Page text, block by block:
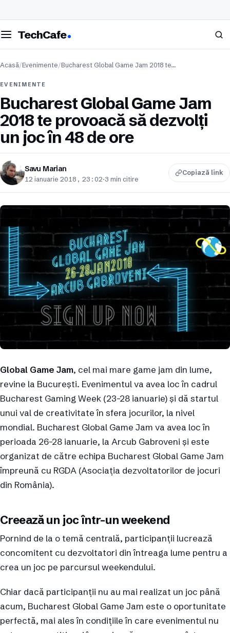
meniul
TechCafe Caută
Acasă/Evenimente/Bucharest Global Game Jam 2018 te…
EVENIMENTE
Bucharest Global Game Jam
2018 te provoacă să dezvolți
un joc în 48 de ore
Savu Marian
12 ianuarie 2018, 23:02·3 min citire
Copiază link
Global Game Jam, cel mai mare game jam din lume,
revine la București. Evenimentul va avea loc în cadrul
Bucharest Gaming Week (23-28 ianuarie) și dă startul
unui val de creativitate în sfera jocurilor, la nivel
mondial. Bucharest Global Game Jam va avea loc în
perioada 26-28 ianuarie, la Arcub Gabroveni și este
organizat de către echipa Bucharest Global Game Jam
împreună cu RGDA (Asociația dezvoltatorilor de jocuri
din România).
Creează un joc într-un weekend
Pornind de la o temă centrală, participanții lucrează
concomitent cu dezvoltatori din întreaga lume pentru a
crea un joc pe parcursul weekendului.
Chiar dacă participanții nu au mai realizat un joc până
acum, Bucharest Global Game Jam este o oportunitate
perfectă, mai ales în condițiile în care evenimentul nu